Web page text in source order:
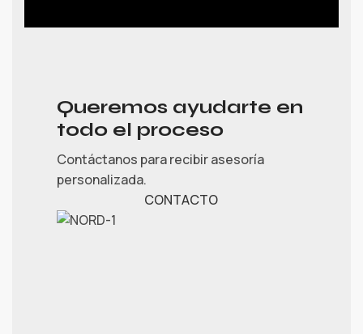
Queremos ayudarte en
todo el proceso
Contáctanos para recibir asesoría
personalizada.
CONTACTO